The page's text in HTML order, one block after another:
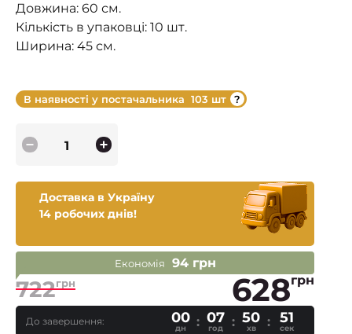
Довжина: 60 см.
Кількість в упаковці: 10 шт.
Ширина: 45 см.
В наявності у постачальника 103 шт
Доставка в Україну
14 робочих днів!
Економія 94 грн
722грн 628грн
До завершення: 00
дн
07
год
50
хв
50
сек